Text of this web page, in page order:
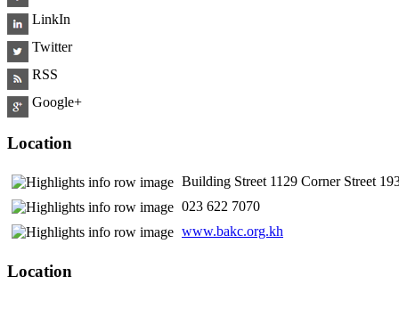
LinkIn
Twitter
RSS
Google+
Location
Building Street 1129 Corner Street
​ 023 622 7070
www.bakc.org.kh
Location